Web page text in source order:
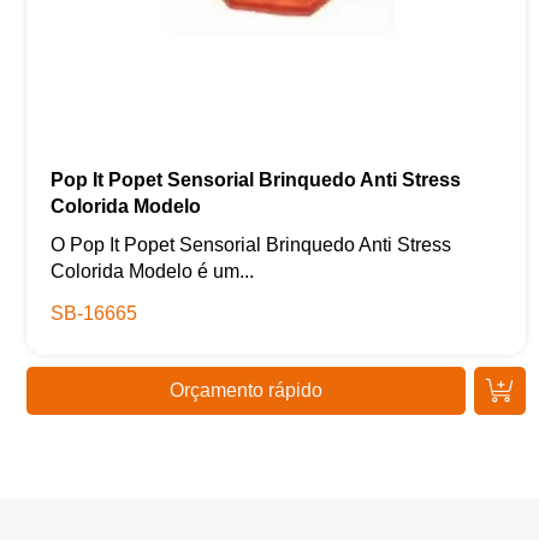
Pop It Popet Sensorial Brinquedo Anti Stress
Colorida Modelo
O Pop It Popet Sensorial Brinquedo Anti Stress
Colorida Modelo é um...
SB-16665
Orçamento rápido